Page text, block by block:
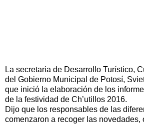
La secretaria de Desarrollo Turístico,
del Gobierno Municipal de Potosí,
que inició la elaboración de los
de la festividad de Ch’utillos 2016.
Dijo que los responsables de las
comenzaron a recoger las novedades,